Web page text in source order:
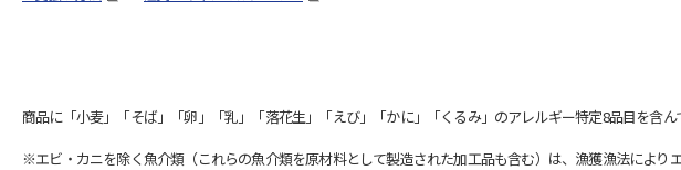
商品に「小麦」「そば」「卵」「乳」「落花生」「えび」「かに」「くるみ」のアレルギー特定8品目を含ん
※エビ・カニを除く魚介類（これらの魚介類を原材料として製造された加工品も含む）は、漁獲漁法により